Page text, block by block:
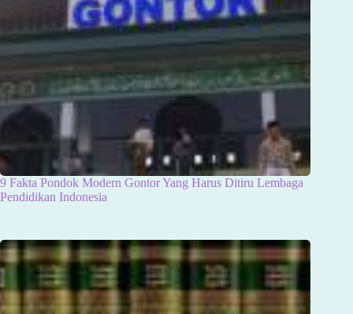
9 Fakta Pondok Modern Gontor Yang Harus Ditiru Lembaga
Pendidikan Indonesia